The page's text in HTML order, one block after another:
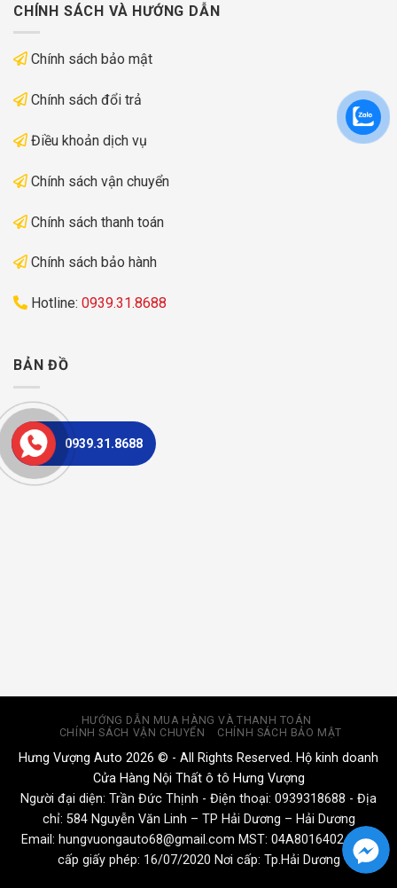
CHÍNH SÁCH VÀ HƯỚNG DẪN
Chính sách bảo mật
Chính sách đổi trả
Điều khoản dịch vụ
Chính sách vận chuyển
Chính sách thanh toán
Chính sách bảo hành
Hotline: 0939.31.8688
BẢN ĐỒ
HƯỚNG DẪN MUA HÀNG VÀ THANH TOÁN
CHÍNH SÁCH VẬN CHUYỂN
CHÍNH SÁCH BẢO MẬT
Hưng Vượng Auto 2026 © - All Rights Reserved. Hộ kinh doanh
Cửa Hàng Nội Thất ô tô Hưng Vượng
Người đại diện: Trần Đức Thịnh - Điện thoại: 0939318688 - Địa
chỉ: 584 Nguyễn Văn Linh – TP Hải Dương – Hải Dương
Email: hungvuongauto68@gmail.com MST: 04A8016402 Ngày
cấp giấy phép: 16/07/2020 Nơi cấp: Tp.Hải Dương
0939.31.8688